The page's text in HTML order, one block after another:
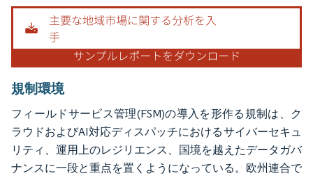
画像 © Mordor Intelligence。再利用にはCC BY 4.0の表示が必要です。
規制環境
フィールドサービス管理(FSM)の導入を形作る規制は、ク
ラウドおよびAI対応ディスパッチにおけるサイバーセキュ
リティ、運用上のレジリエンス、国境を越えたデータガバ
ナンスに一段と重点を置くようになっている。欧州連合で